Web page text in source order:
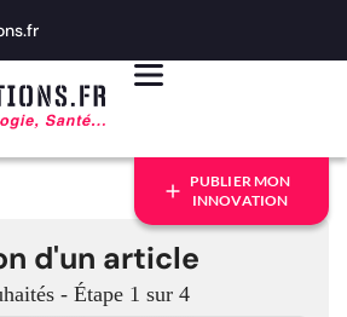
PUBLIER MON
INNOVATION
d'un article
- Étape 1 sur 4